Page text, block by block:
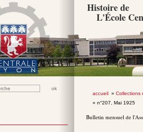
Histoire de
L'École
accueil» Collections
» n°207, Mai 1925
Bulletin mensuel de